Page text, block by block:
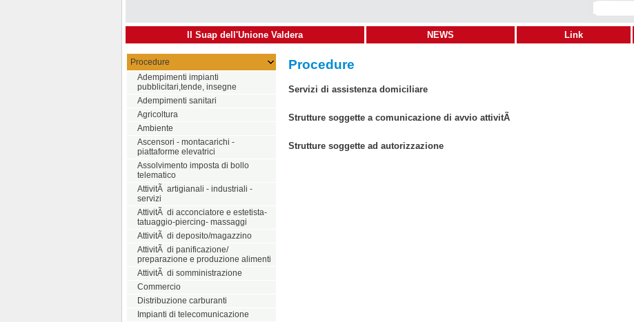
Il Suap dell'Unione Valdera NEWS Link
Procedure
Adempimenti impianti
pubblicitari,tende, insegne
Adempimenti sanitari
Agricoltura
Ambiente
Ascensori - montacarichi -
piattaforme elevatrici
Assolvimento imposta di bollo
telematico
AttivitÃ artigianali - industriali -
servizi
AttivitÃ di acconciatore e estetista-
tatuaggio-piercing- massaggi
AttivitÃ di deposito/magazzino
AttivitÃ di panificazione/
preparazione e produzione alimenti
AttivitÃ di somministrazione
Commercio
Distribuzione carburanti
Impianti di telecomunicazione
Procedure
Servizi di assistenza domiciliare
Strutture soggette a comunicazione di avvio attivitÃ
Strutture soggette ad autorizzazione